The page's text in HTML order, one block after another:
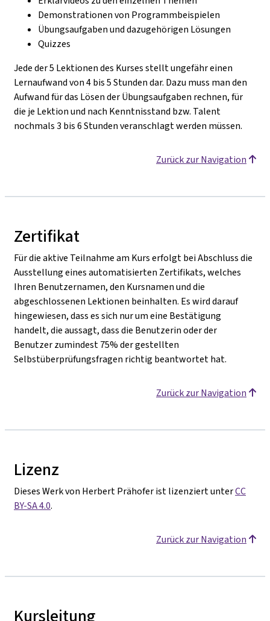
Demonstrationen von Programmbeispielen
Übungsaufgaben und dazugehörigen Lösungen
Quizzes
Jede der 5 Lektionen des Kurses stellt ungefähr einen
Lernaufwand von 4 bis 5 Stunden dar. Dazu muss man den
Aufwand für das Lösen der Übungsaufgaben rechnen, für
die je Lektion und nach Kenntnisstand bzw. Talent
nochmals 3 bis 6 Stunden veranschlagt werden müssen.
Zurück zur Navigation
Zertifikat
Für die aktive Teilnahme am Kurs erfolgt bei Abschluss die
Ausstellung eines automatisierten Zertifikats, welches
Ihren Benutzernamen, den Kursnamen und die
abgeschlossenen Lektionen beinhalten. Es wird darauf
hingewiesen, dass es sich nur um eine Bestätigung
handelt, die aussagt, dass die Benutzerin oder der
Benutzer zumindest 75% der gestellten
Selbstüberprüfungsfragen richtig beantwortet hat.
Zurück zur Navigation
Lizenz
Dieses Werk von Herbert Prähofer ist lizenziert unterCC
BY-SA 4.0.
Zurück zur Navigation
Kursleitung